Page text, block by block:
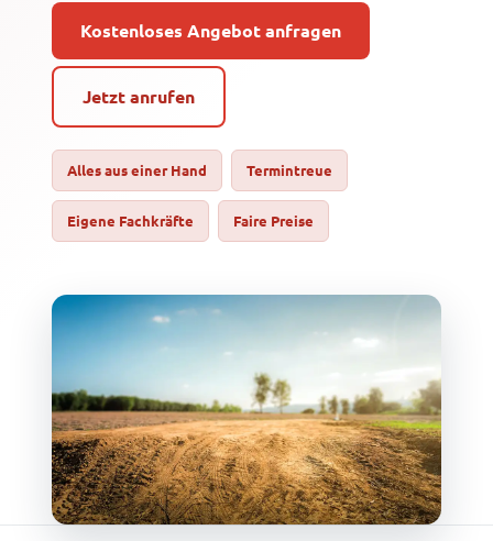
Kostenloses Angebot anfragen
Jetzt anrufen
Alles aus einer Hand Termintreue
Eigene Fachkräfte Faire Preise